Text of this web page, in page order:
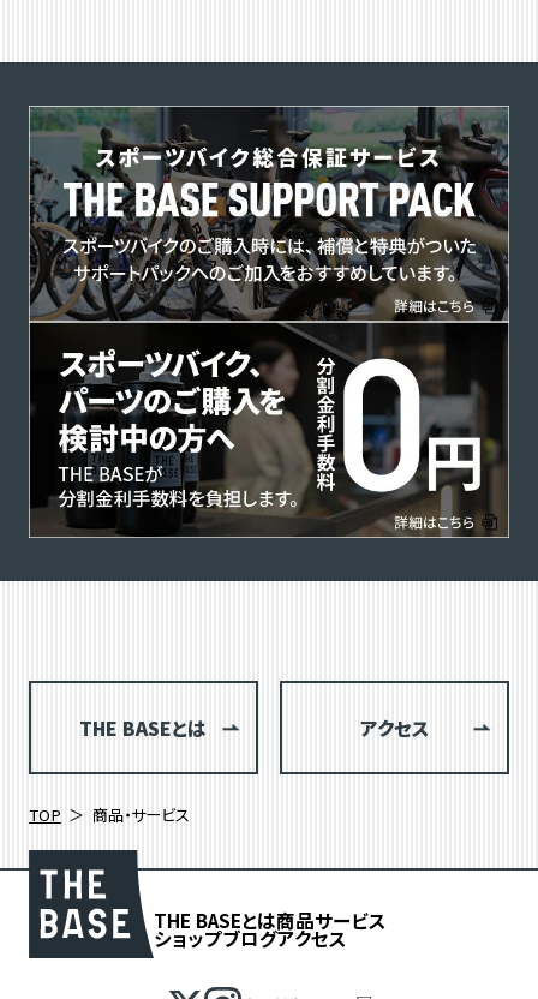
THE BASEとは アクセス
TOP 商品・サービス
THE BASEとは商品サービス
ショップブログアクセス